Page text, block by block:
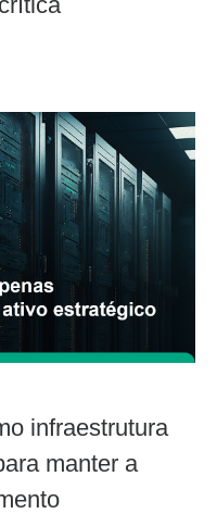
infraestrutura
manter a